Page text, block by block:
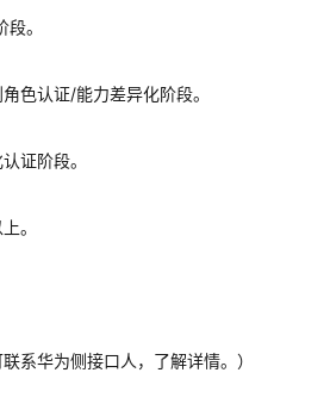
。
色认证/能力差异化阶段。
证阶段。
。
系华为侧接口人，了解详情。）